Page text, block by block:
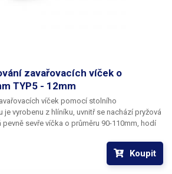
zavařovacích víček o
TYP5 - 12mm
víček pomocí stolního
je vyrobenu z hlíníku, uvnitř se nachází pryžová
pevně sevře víčka o průměru 90-110mm, hodí
s průměrem 90-110mm je zapotřebí
10Nm. Model s otvorem 12mm
není určen pro ruční utahováky ale výhradně
Koupit